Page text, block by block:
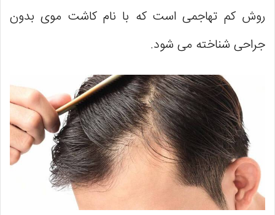
روش کم تهاجمی است که با نام کاشت موی بدون
جراحی شناخته می ‌شود.